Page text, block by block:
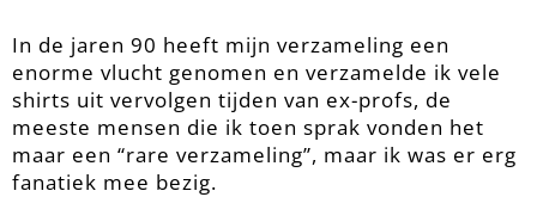
In de jaren 90 heeft mijn verzameling een
enorme vlucht genomen en verzamelde ik vele
shirts uit vervolgen tijden van ex-profs, de
meeste mensen die ik toen sprak vonden het
maar een “rare verzameling”, maar ik was er erg
fanatiek mee bezig.